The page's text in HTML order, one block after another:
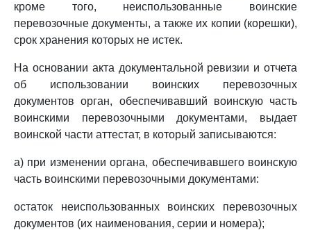
кроме того, неиспользованные воинские
перевозочные документы, а также их копии (корешки),
срок хранения которых не истек.
На основании акта документальной ревизии и отчета
об использовании воинских перевозочных
документов орган, обеспечивавший воинскую часть
воинскими перевозочными документами, выдает
воинской части аттестат, в который записываются:
а) при изменении органа, обеспечивавшего воинскую
часть воинскими перевозочными документами:
остаток неиспользованных воинских перевозочных
документов (их наименования, серии и номера);